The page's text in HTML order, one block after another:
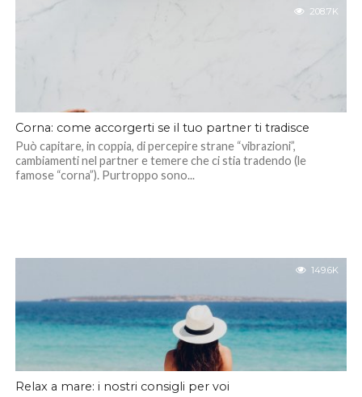
208.7K
Corna: come accorgerti se il tuo partner ti tradisce
Può capitare, in coppia, di percepire strane “vibrazioni”,
cambiamenti nel partner e temere che ci stia tradendo (le
famose “corna”). Purtroppo sono...
149.6K
Relax a mare: i nostri consigli per voi